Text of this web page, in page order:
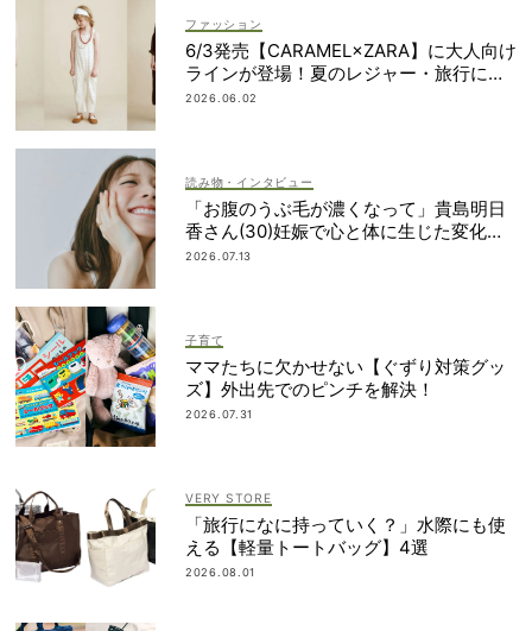
ファッション
6/3発売【CARAMEL×ZARA】に大人向け
ラインが登場！夏のレジャー・旅行にも
おすすめ
2026.06.02
読み物・インタビュー
「お腹のうぶ毛が濃くなって」貴島明日
香さん(30)妊娠で心と体に生じた変化も
「愛しいです」
2026.07.13
子育て
ママたちに欠かせない【ぐずり対策グッ
ズ】外出先でのピンチを解決！
2026.07.31
VERY STORE
「旅行になに持っていく？」水際にも使
える【軽量トートバッグ】4選
2026.08.01